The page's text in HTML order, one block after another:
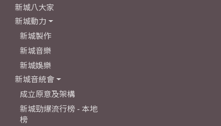
新城八大家
新城動力
新城製作
新城音樂
新城娛樂
新城音統會
成立原意及架構
新城勁爆流行榜 - 本地
榜